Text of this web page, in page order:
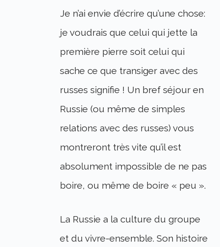
Je n’ai envie d’écrire qu’une chose:
je voudrais que celui qui jette la
première pierre soit celui qui
sache ce que transiger avec des
russes signifie ! Un bref séjour en
Russie (ou même de simples
relations avec des russes) vous
montreront très vite qu’il est
absolument impossible de ne pas
boire, ou même de boire « peu ».
La Russie a la culture du groupe
et du vivre-ensemble. Son histoire